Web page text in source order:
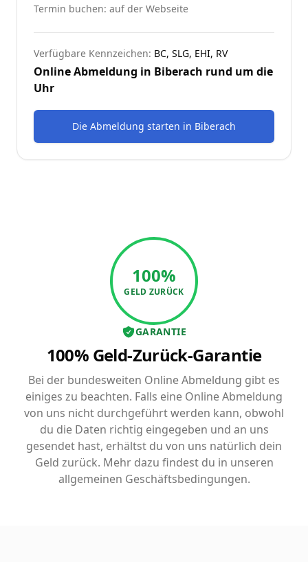
Termin buchen: auf der Webseite
Verfügbare Kennzeichen: BC, SLG, EHI, RV
Online Abmeldung in Biberach rund um die
Uhr
Die Abmeldung starten in Biberach
100%
GELD ZURÜCK
GARANTIE
100% Geld-Zurück-Garantie
Bei der bundesweiten Online Abmeldung gibt es
einiges zu beachten. Falls eine Online Abmeldung
von uns nicht durchgeführt werden kann, obwohl
du die Daten richtig eingegeben und an uns
gesendet hast, erhältst du von uns natürlich dein
Geld zurück. Mehr dazu findest du in unseren
allgemeinen Geschäftsbedingungen.